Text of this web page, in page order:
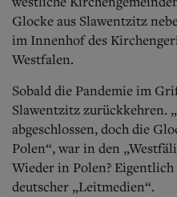
Glocke aus Slawentzitz
im Innenhof des
Westfalen.
Sobald die Pandemie im
Slawentzitz zurückkehren.
abgeschlossen, doch die
Polen“, war in den
Wieder in Polen?
deutscher „Leitmedien“.